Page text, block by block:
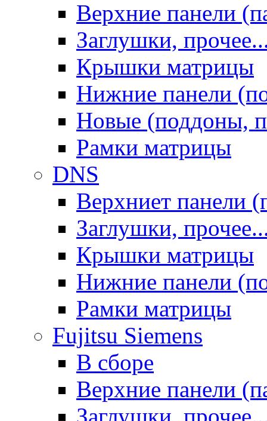
Верхние панели
Заглушки,
Крышки матрицы
Нижние панели
Новые (поддоны,
Рамки матрицы
DNS
Верхниет панели
Заглушки,
Крышки матрицы
Нижние панели
Рамки матрицы
Fujitsu Siemens
В сборе
Верхние панели
Заглушки,